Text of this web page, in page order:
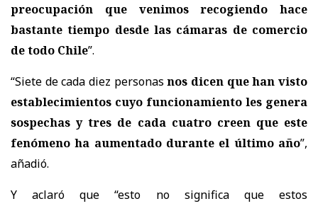
preocupación que venimos recogiendo hace
bastante tiempo desde las cámaras de comercio
de todo Chile”.
“Siete de cada diez personasnos dicen que han visto
establecimientos cuyo funcionamiento les genera
sospechas y tres de cada cuatro creen que este
fenómeno ha aumentado durante el último año”,
añadió.
Y aclaró que “esto no significa que estos